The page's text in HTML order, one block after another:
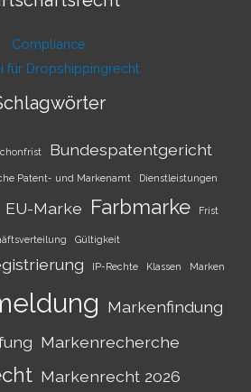
Compliance
für Dropshippingrecht
Bundespatentgericht
Patent- und Markenamt Dienstleistungen
EU-Marke Farbmarke Frist
Gültigkeit
IP-Rechte Klassen Marken
Markenfindung
Markenrecherche
Markenrecht 2026